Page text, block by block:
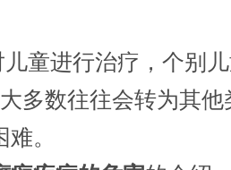
进行治疗，个别儿
多数往往会转为其他
。